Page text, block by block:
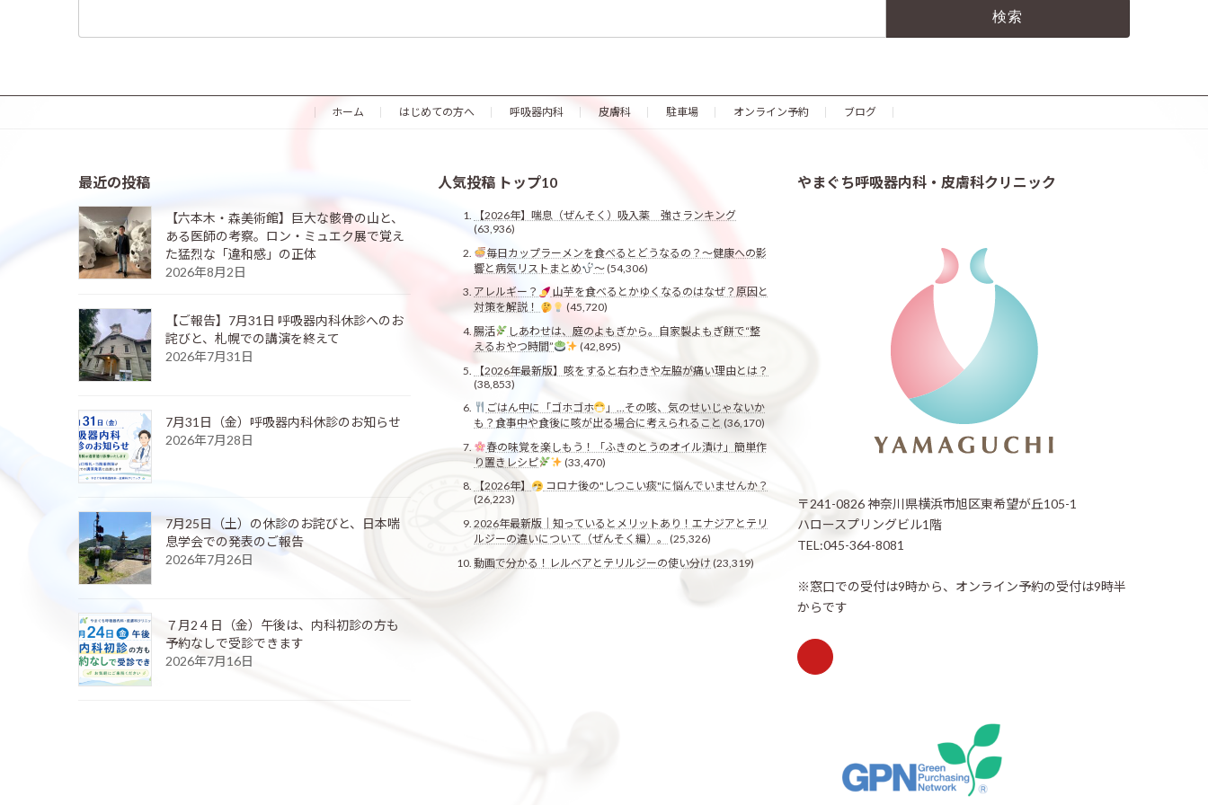
ホーム はじめての方へ 呼吸器内科 皮膚科 駐車場 オンライン予約 ブログ
最近の投稿
【六本木・森美術館】巨大な骸骨の山と、
ある医師の考察。ロン・ミュエク展で覚え
た猛烈な「違和感」の正体
2026年8月2日
【ご報告】7月31日 呼吸器内科休診へのお
詫びと、札幌での講演を終えて
2026年7月31日
7月31日（金）呼吸器内科休診のお知らせ
2026年7月28日
7月25日（土）の休診のお詫びと、日本喘
息学会での発表のご報告
2026年7月26日
７月2４日（金）午後は、内科初診の方も
予約なしで受診できます
2026年7月16日
人気投稿 トップ10
【2026年】喘息（ぜんそく）吸入薬 強さランキング
(63,936)
毎日カップラーメンを食べるとどうなるの？〜健康への影
響と病気リストまとめ
〜(54,306)
アレルギー？
山芋を食べるとかゆくなるのはなぜ？原因と
対策を解説！
(45,720)
腸活
しあわせは、庭のよもぎから。自家製よもぎ餅で“整
えるおやつ時間”
(42,895)
【2026年最新版】咳をすると右わきや左脇が痛い理由とは？
(38,853)
ごはん中に「ゴホゴホ
」…その咳、気のせいじゃないか
も？食事中や食後に咳が出る場合に考えられること (36,170)
春の味覚を楽しもう！「ふきのとうのオイル漬け」簡単作
り置きレシピ
(33,470)
【2026年】
コロナ後の"しつこい痰"に悩んでいませんか？
(26,223)
2026年最新版｜知っているとメリットあり！エナジアとテリ
ルジーの違いについて（ぜんそく編）。
(25,326)
動画で分かる！レルベアとテリルジーの使い分け (23,319)
やまぐち呼吸器内科・皮膚科クリニック
〒241-0826 神奈川県横浜市旭区東希望が丘105-1
ハロースプリングビル1階
TEL:045-364-8081
※窓口での受付は9時から、オンライン予約の受付は9時半
からです